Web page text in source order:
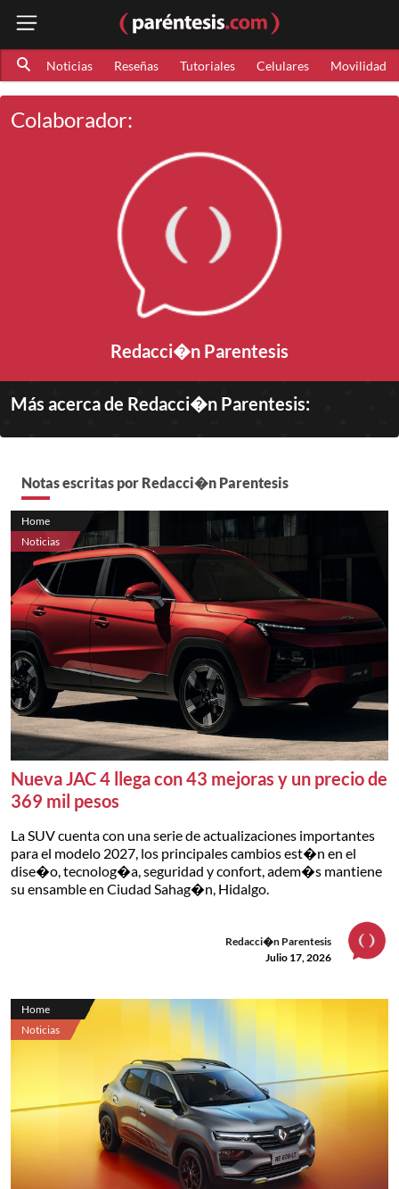
Noticias Reseñas Tutoriales Celulares Movilidad
Colaborador:
Redacci�n Parentesis
Más acerca de Redacci�n Parentesis:
Notas escritas por Redacci�n Parentesis
Home
Noticias
Nueva JAC 4 llega con 43 mejoras y un precio de
369 mil pesos
La SUV cuenta con una serie de actualizaciones importantes
para el modelo 2027, los principales cambios est�n en el
dise�o, tecnolog�a, seguridad y confort, adem�s mantiene
su ensamble en Ciudad Sahag�n, Hidalgo.
Redacci�n Parentesis
Julio 17, 2026
Home
Noticias